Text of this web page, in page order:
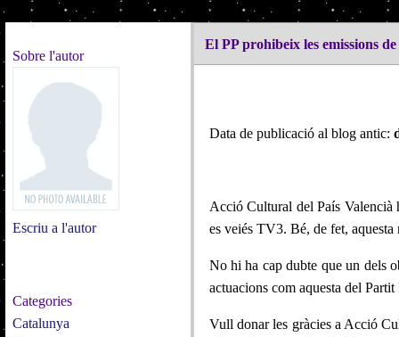
Sobre l'autor
Escriu a l'autor
Categories
Catalunya
El PP prohibeix les emissions
Data de publicació al blog antic:
Acció Cultural del País Valencià
es veiés TV3. Bé, de fet, aquesta
No hi ha cap dubte que un dels
actuacions com aquesta del
Vull donar les gràcies a Acció